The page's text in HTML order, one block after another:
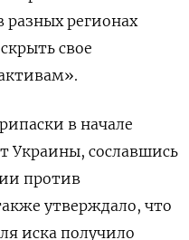
разных регионах
свое
в начале
Украины, сославшись
против
утверждало, что
иска получило